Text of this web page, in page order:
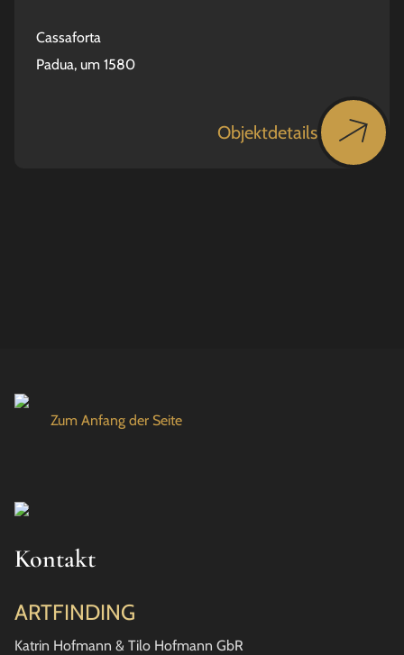
Cassaforta
Padua, um 1580
Objektdetails
Zum Anfang der Seite
Kontakt
ARTFINDING
Katrin Hofmann & Tilo Hofmann GbR